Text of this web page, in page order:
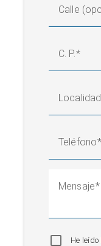
Calle
C. P.
Localidad
Teléfono
Mensaje
He leído